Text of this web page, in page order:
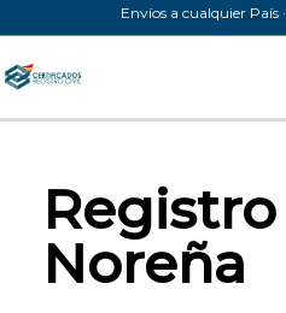
al
contenido
Envíos a cualquier País
Noreña